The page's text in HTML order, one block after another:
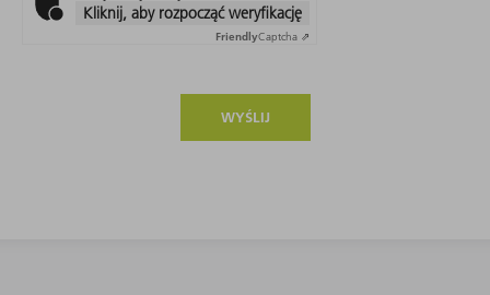
Kliknij, aby rozpocząć weryfikację
FriendlyCaptcha ⇗
WYŚLIJ